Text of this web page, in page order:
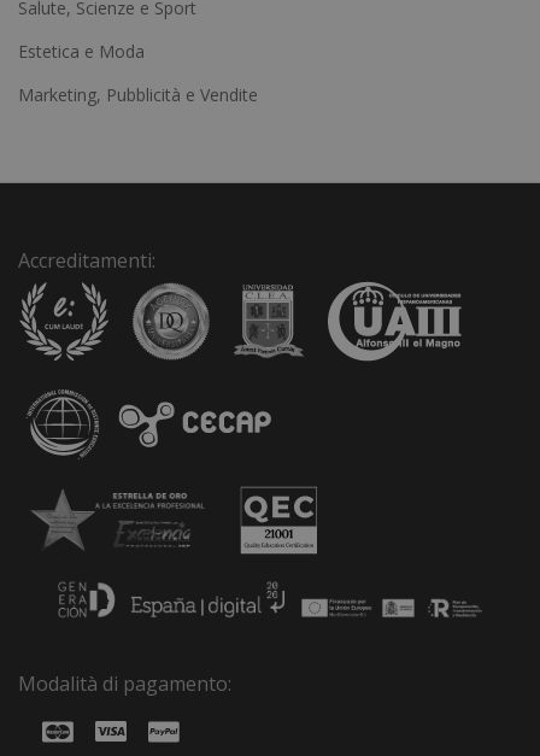
v
Salute, Scienze e Sport
Estetica e Moda
Marketing, Pubblicità e Vendite
Accreditamenti:
Modalità di pagamento: